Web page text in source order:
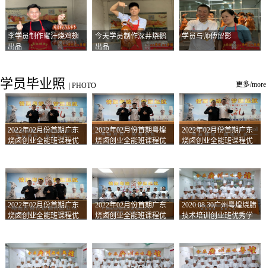
李学员制作蜜汁烧鸡翅
出品
今天学员制作深井烧鹅
出品
学员与师傅留影
学员毕业照 PHOTO 更多/more
2022年02月份首期广东
烧卤创业全能班课程优
2022年02月份首期粤煌
烧卤创业全能班课程优
2022年02月份首期广东
烧卤创业全能班课程优
2022年02月份首期广东
烧卤创业全能班课程优
2022年02月份首期广东
烧卤创业全能班课程优
2020.08.30广州粤煌烧腊
技术培训创业班优秀学